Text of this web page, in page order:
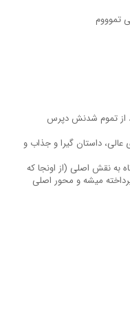
تموووم
از تموم شدنش دپرس
عالی،‌ داستان گیرا و جذاب و
به نقش اصلی (از اونجا که
میشه و محور اصلی